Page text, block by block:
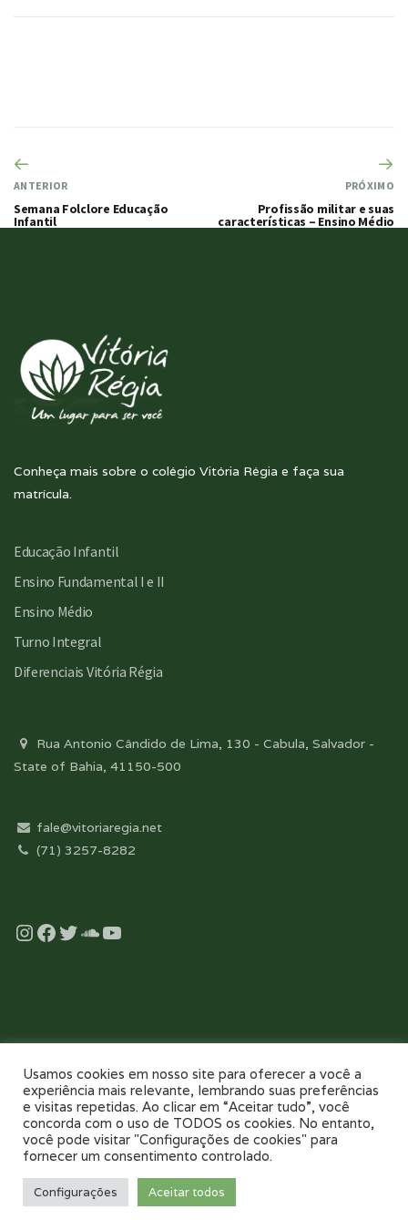
ANTERIOR
Semana Folclore Educação
Infantil
PRÓXIMO
Profissão militar e suas
características – Ensino Médio
Conheça mais sobre o colégio Vitória Régia e faça sua
matrícula.
Educação Infantil
Ensino Fundamental I e II
Ensino Médio
Turno Integral
Diferenciais Vitória Régia
Rua Antonio Cândido de Lima, 130 - Cabula, Salvador -
State of Bahia, 41150-500
fale@vitoriaregia.net
(71) 3257-8282
Instagram
Facebook
Twitter
Soundcloud
YouTube
Desenvolvido com essência pela:
NOSSO COLÉGIO TOUR VIRTUAL 360
PAIS E FILHOS
CONTATO
Usamos cookies em nosso site para oferecer a você a
experiência mais relevante, lembrando suas preferências
e visitas repetidas. Ao clicar em “Aceitar tudo”, você
concorda com o uso de TODOS os cookies. No entanto,
você pode visitar "Configurações de cookies" para
fornecer um consentimento controlado.
Configurações Aceitar todos